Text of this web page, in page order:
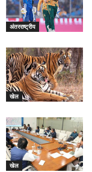
अंतरराष्ट्रीय
खेल
खेल